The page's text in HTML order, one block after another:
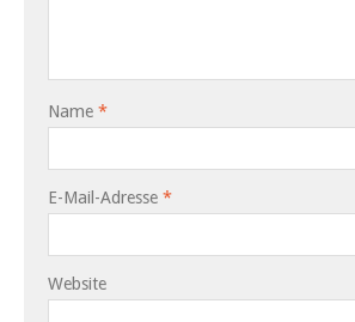
Name *
E-Mail-Adresse *
Website